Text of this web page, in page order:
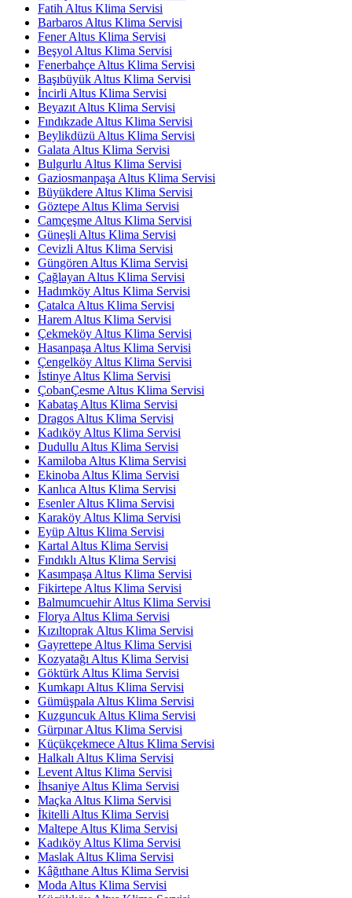
Fatih Altus Klima Servisi
Barbaros Altus Klima Servisi
Fener Altus Klima Servisi
Beşyol Altus Klima Servisi
Fenerbahçe Altus Klima Servisi
Başıbüyük Altus Klima Servisi
İncirli Altus Klima Servisi
Beyazıt Altus Klima Servisi
Fındıkzade Altus Klima Servisi
Beylikdüzü Altus Klima Servisi
Galata Altus Klima Servisi
Bulgurlu Altus Klima Servisi
Gaziosmanpaşa Altus Klima Servisi
Büyükdere Altus Klima Servisi
Göztepe Altus Klima Servisi
Camçeşme Altus Klima Servisi
Güneşli Altus Klima Servisi
Cevizli Altus Klima Servisi
Güngören Altus Klima Servisi
Çağlayan Altus Klima Servisi
Hadımköy Altus Klima Servisi
Çatalca Altus Klima Servisi
Harem Altus Klima Servisi
Çekmeköy Altus Klima Servisi
Hasanpaşa Altus Klima Servisi
Çengelköy Altus Klima Servisi
İstinye Altus Klima Servisi
ÇobanÇesme Altus Klima Servisi
Kabataş Altus Klima Servisi
Dragos Altus Klima Servisi
Kadıköy Altus Klima Servisi
Dudullu Altus Klima Servisi
Kamiloba Altus Klima Servisi
Ekinoba Altus Klima Servisi
Kanlıca Altus Klima Servisi
Esenler Altus Klima Servisi
Karaköy Altus Klima Servisi
Eyüp Altus Klima Servisi
Kartal Altus Klima Servisi
Fındıklı Altus Klima Servisi
Kasımpaşa Altus Klima Servisi
Fikirtepe Altus Klima Servisi
Balmumcuehir Altus Klima Servisi
Florya Altus Klima Servisi
Kızıltoprak Altus Klima Servisi
Gayrettepe Altus Klima Servisi
Kozyatağı Altus Klima Servisi
Göktürk Altus Klima Servisi
Kumkapı Altus Klima Servisi
Gümüşpala Altus Klima Servisi
Kuzguncuk Altus Klima Servisi
Gürpınar Altus Klima Servisi
Küçükçekmece Altus Klima Servisi
Halkalı Altus Klima Servisi
Levent Altus Klima Servisi
İhsaniye Altus Klima Servisi
Maçka Altus Klima Servisi
İkitelli Altus Klima Servisi
Maltepe Altus Klima Servisi
Kadıköy Altus Klima Servisi
Maslak Altus Klima Servisi
Kâğıthane Altus Klima Servisi
Moda Altus Klima Servisi